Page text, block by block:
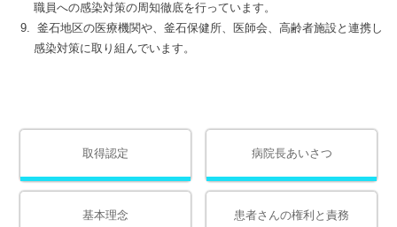
職員への感染対策の周知徹底を行っています。
釜石地区の医療機関や、釜石保健所、医師会、高齢者施設と連携し
感染対策に取り組んでいます。
取得認定 病院長あいさつ
基本理念 患者さんの権利と責務